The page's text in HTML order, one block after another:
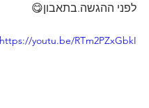
לפני ההגשה.בתאבון😋
https://youtu.be/RTm2PZxGbkI